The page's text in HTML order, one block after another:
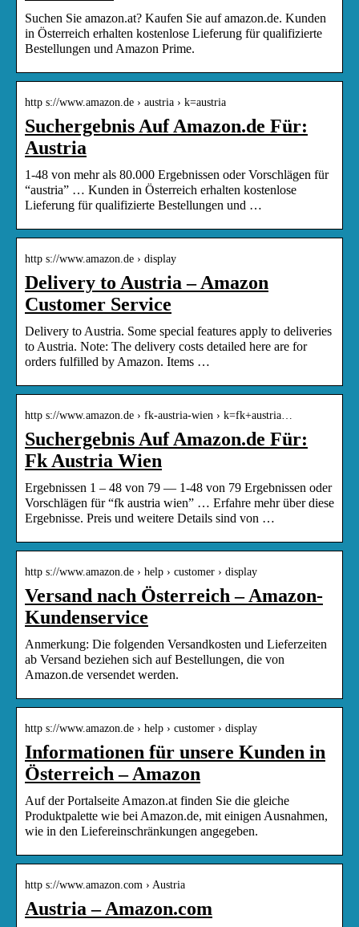
Suchen Sie amazon.at? Kaufen Sie auf amazon.de. Kunden
in Österreich erhalten kostenlose Lieferung für qualifizierte
Bestellungen und Amazon Prime.
http s://www.amazon.de › austria › k=austria
Suchergebnis Auf Amazon.de Für:
Austria
1-48 von mehr als 80.000 Ergebnissen oder Vorschlägen für
“austria” … Kunden in Österreich erhalten kostenlose
Lieferung für qualifizierte Bestellungen und …
http s://www.amazon.de › display
Delivery to Austria – Amazon
Customer Service
Delivery to Austria. Some special features apply to deliveries
to Austria. Note: The delivery costs detailed here are for
orders fulfilled by Amazon. Items …
http s://www.amazon.de › fk-austria-wien › k=fk+austria…
Suchergebnis Auf Amazon.de Für:
Fk Austria Wien
Ergebnissen 1 – 48 von 79 — 1-48 von 79 Ergebnissen oder
Vorschlägen für “fk austria wien” … Erfahre mehr über diese
Ergebnisse. Preis und weitere Details sind von …
http s://www.amazon.de › help › customer › display
Versand nach Österreich – Amazon-
Kundenservice
Anmerkung: Die folgenden Versandkosten und Lieferzeiten
ab Versand beziehen sich auf Bestellungen, die von
Amazon.de versendet werden.
http s://www.amazon.de › help › customer › display
Informationen für unsere Kunden in
Österreich – Amazon
Auf der Portalseite Amazon.at finden Sie die gleiche
Produktpalette wie bei Amazon.de, mit einigen Ausnahmen,
wie in den Liefereinschränkungen angegeben.
http s://www.amazon.com › Austria
Austria – Amazon.com